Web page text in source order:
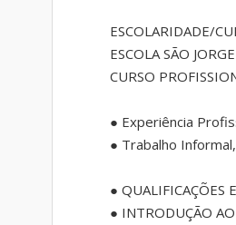
ESCOLARIDADE/
ESCOLA SÃO
CURSO
● Experiência
● Trabalho
● QUALIFICAÇÕES
● INTRODUÇÃO